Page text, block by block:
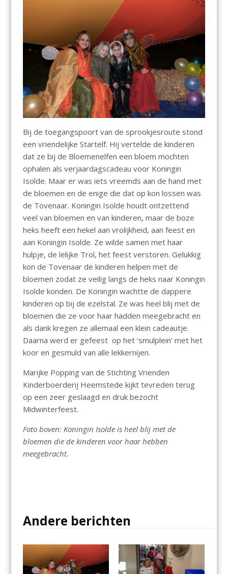
Bij de toegangspoort van de sprookjesroute stond
een vriendelijke Startelf. Hij vertelde de kinderen
dat ze bij de Bloemenelfen een bloem mochten
ophalen als verjaardagscadeau voor Koningin
Isolde. Maar er was iets vreemds aan de hand met
de bloemen en de enige die dat op kon lossen was
de Tovenaar. Koningin Isolde houdt ontzettend
veel van bloemen en van kinderen, maar de boze
heks heeft een hekel aan vrolijkheid, aan feest en
aan Koningin Isolde. Ze wilde samen met haar
hulpje, de lelijke Trol, het feest verstoren. Gelukkig
kon de Tovenaar de kinderen helpen met de
bloemen zodat ze veilig langs de heks naar Koningin
Isolde konden. De Koningin wachtte de dappere
kinderen op bij de ezelstal. Ze was heel blij met de
bloemen die ze voor haar hadden meegebracht en
als dank kregen ze allemaal een klein cadeautje.
Daarna werd er gefeest op het ‘smulplein’ met het
koor en gesmuld van alle lekkernijen.
Marijke Popping van de Stichting Vrienden
Kinderboerderij Heemstede kijkt tevreden terug
op een zeer geslaagd en druk bezocht
Midwinterfeest.
Foto boven: Koningin Isolde is heel blij met de
bloemen die de kinderen voor haar hebben
meegebracht.
Andere berichten